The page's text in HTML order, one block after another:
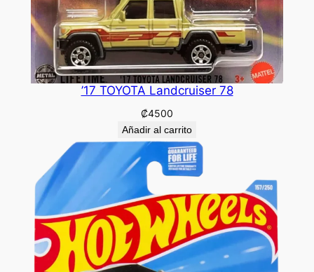
’17 TOYOTA Landcruiser 78
₡4500
Añadir al carrito